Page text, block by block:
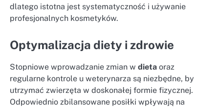
dlatego istotna jest systematyczność i używanie
profesjonalnych kosmetyków.
Optymalizacja diety i zdrowie
Stopniowe wprowadzanie zmian w dieta oraz
regularne kontrole u weterynarza są niezbędne, by
utrzymać zwierzęta w doskonałej formie fizycznej.
Odpowiednio zbilansowane posiłki wpływają na